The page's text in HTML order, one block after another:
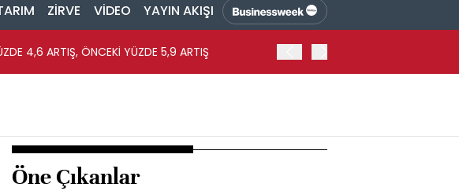
ZİRVE VİDEO YAYIN AKIŞI
4,6 ARTIŞ, ÖNCEKİ YÜZDE 5,9 ARTIŞ
Öne Çıkanlar